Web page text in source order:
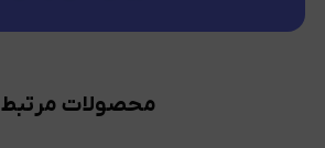
محصولات مرتبط